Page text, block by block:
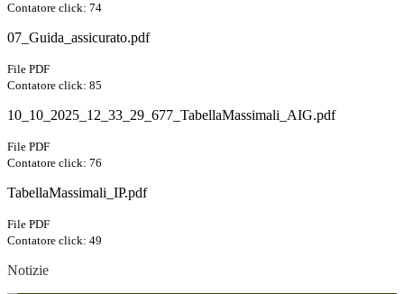
Contatore click: 74
07_Guida_assicurato.pdf
File PDF
Contatore click: 85
10_10_2025_12_33_29_677_TabellaMassimali_AIG.pdf
File PDF
Contatore click: 76
TabellaMassimali_IP.pdf
File PDF
Contatore click: 49
Notizie